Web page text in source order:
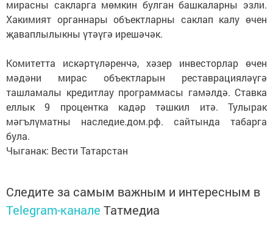
мирасны сакларга мөмкин булган башкаларны эзли.
Хакимият органнары объектларны саклап калу өчен
җаваплылыкны үтәүгә ирешәчәк.
Комитетта искәртүләренчә, хәзер инвесторлар өчен
мәдәни мирас объектларын реставрацияләүгә
ташламалы кредитлау программасы гамәлдә. Ставка
еллык 9 процентка кадәр тәшкил итә. Тулырак
мәгълүматны наследие.дом.рф. сайтында табарга
була.
Чыганак: Вести Татарстан
Следите за самым важным и интересным в
Telegram-канале Татмедиа